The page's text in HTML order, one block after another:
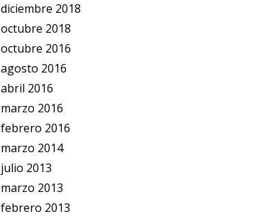
diciembre 2018
octubre 2018
octubre 2016
agosto 2016
abril 2016
marzo 2016
febrero 2016
marzo 2014
julio 2013
marzo 2013
febrero 2013